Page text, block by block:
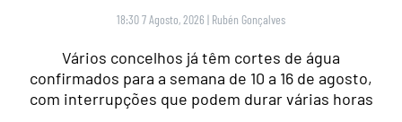
18:30 7 Agosto, 2026 | Rubén Gonçalves
Vários concelhos já têm cortes de água
confirmados para a semana de 10 a 16 de agosto,
com interrupções que podem durar várias horas